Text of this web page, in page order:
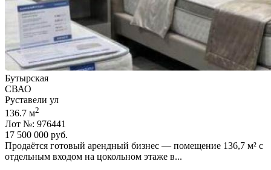
Бутырская
СВАО
Руставели ул
136.7 м2
Лот №: 976441
17 500 000 руб.
Продаётся готовый арендный бизнес — помещение 136,­7 м² с
отдельным входом на цокольном этаже в...